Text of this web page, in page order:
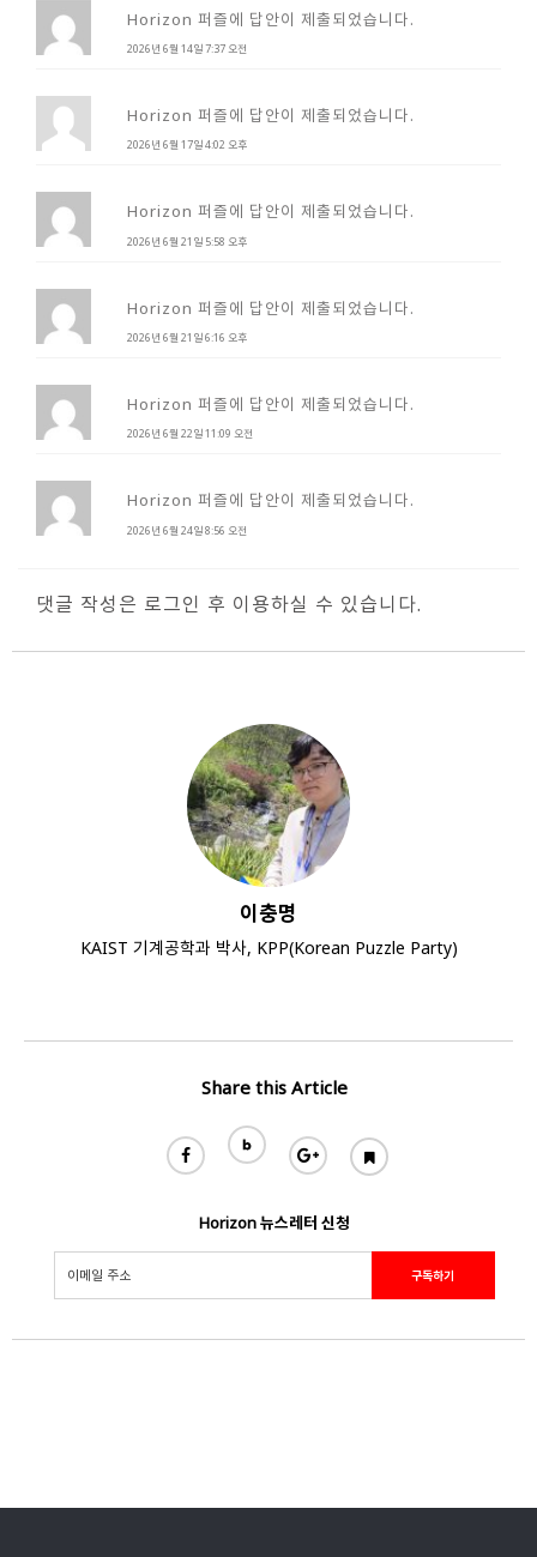
2026년 6월 14일 7:37 오전
Horizon 퍼즐에 답안이 제출되었습니다.
2026년 6월 17일 4:02 오후
Horizon 퍼즐에 답안이 제출되었습니다.
2026년 6월 21일 5:58 오후
Horizon 퍼즐에 답안이 제출되었습니다.
2026년 6월 21일 6:16 오후
Horizon 퍼즐에 답안이 제출되었습니다.
2026년 6월 22일 11:09 오전
Horizon 퍼즐에 답안이 제출되었습니다.
2026년 6월 24일 8:56 오전
Horizon 퍼즐에 답안이 제출되었습니다.
댓글 작성은 로그인 후 이용하실 수 있습니다.
이충명
KAIST 기계공학과 박사, KPP(Korean Puzzle Party)
Share this Article
Horizon 뉴스레터 신청